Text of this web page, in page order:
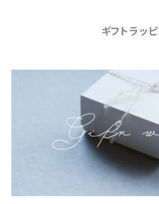
ギフトラッ